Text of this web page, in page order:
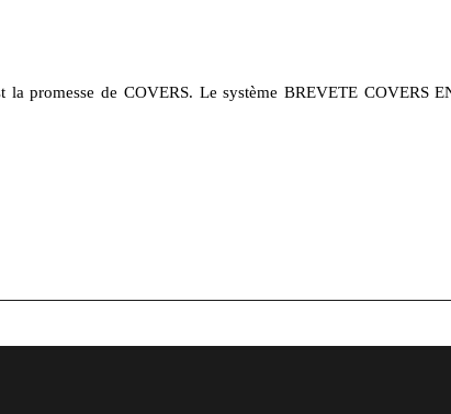
promesse de COVERS. Le système BREVETE COVERS